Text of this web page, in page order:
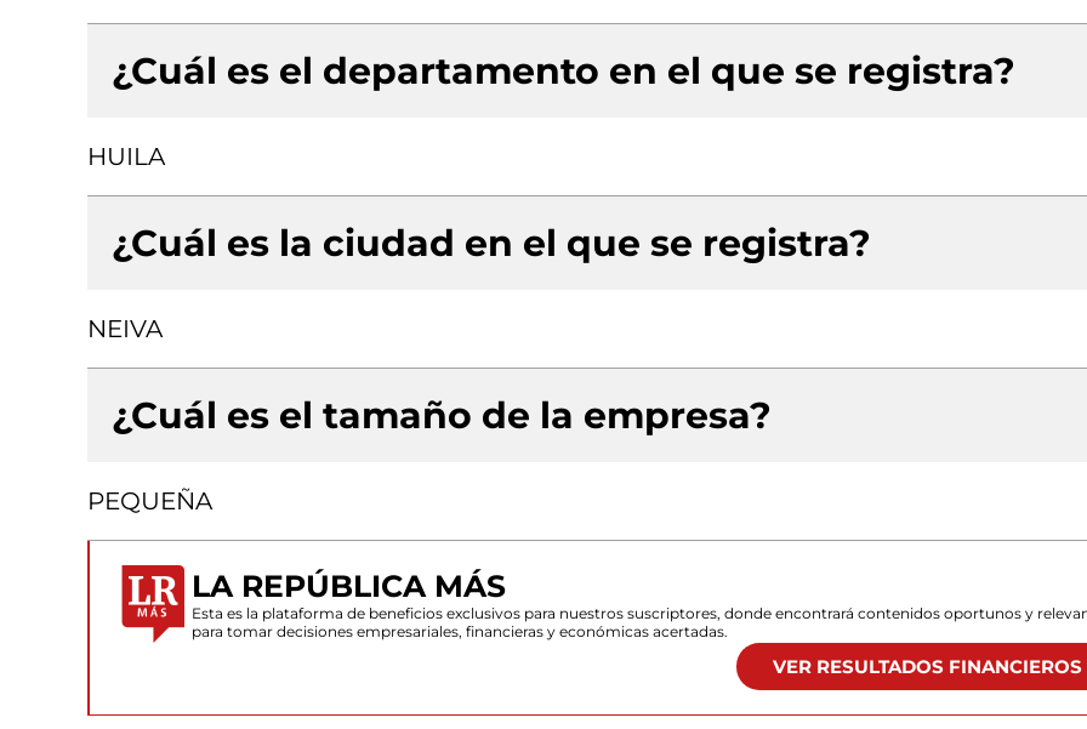
¿Cuál es el departamento en el que se registra?
HUILA
¿Cuál es la ciudad en el que se registra?
NEIVA
¿Cuál es el tamaño de la empresa?
PEQUEÑA
LA REPÚBLICA MÁS
Esta es la plataforma de beneficios exclusivos para nuestros suscriptores, donde encontrará contenidos oportunos y
para tomar decisiones empresariales, financieras y económicas acertadas.
VER RESULTADOS FINANCIEROS